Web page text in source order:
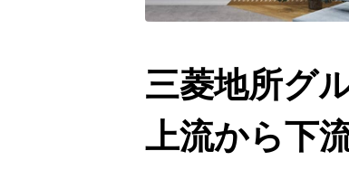
三菱地所グ
上流から下